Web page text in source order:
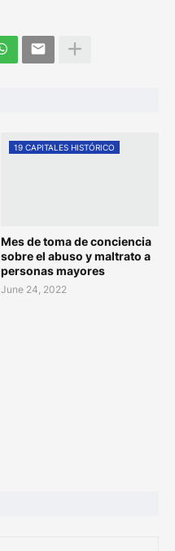
19 CAPITALES HISTÓRICO
Mes de toma de conciencia
sobre el abuso y maltrato a
personas mayores
June 24, 2022